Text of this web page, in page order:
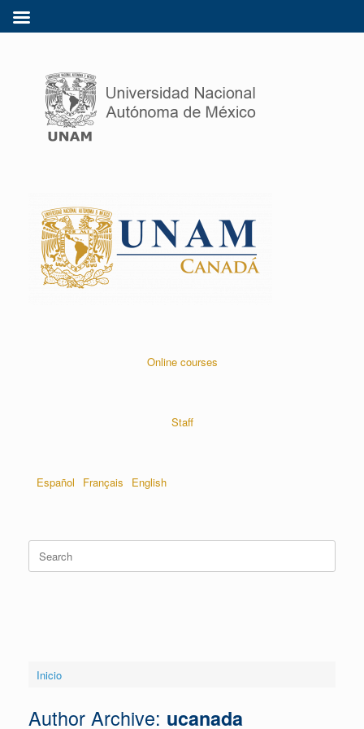
Online courses
Staff
Español Français English
Inicio
Author Archive: ucanada